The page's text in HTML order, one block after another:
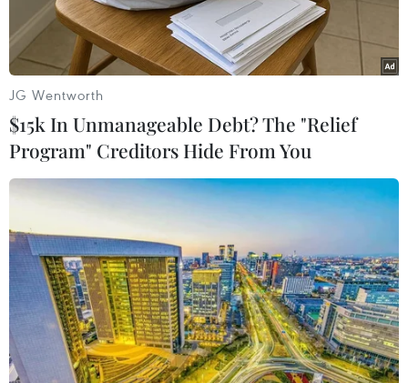
lớn.
Tòa nhà Quốc hội Mỹ ở Washington, DC. (Ảnh: AFP/TTXVN)
Văn phòng Ngân sách Quốc hội Mỹ (CBO) ngày
3/8 cho biết dự luật về thuế, năng lượng và định
JG Wentworth
$15k In Unmanageable Debt? The "Relief
Program" Creditors Hide From You